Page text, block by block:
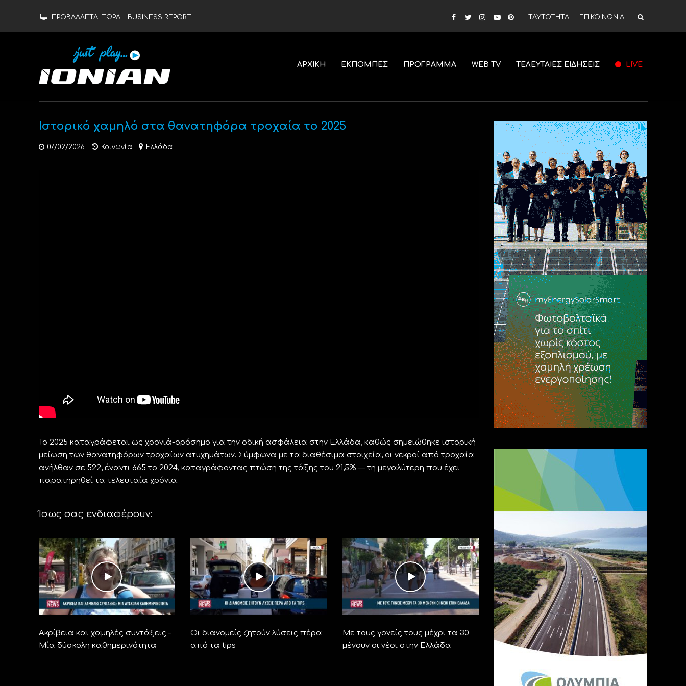
ΠΡΟΒΑΛΛΕΤΑΙ ΤΩΡΑ : BUSINESS REPORT ΤΑΥΤΟΤΗΤΑ ΕΠΙΚΟΙΝΩΝΙΑ
ΑΡΧΙΚΗ ΕΚΠΟΜΠΕΣ ΠΡΟΓΡΑΜΜΑ WEB TV ΤΕΛΕΥΤΑΙΕΣ ΕΙΔΗΣΕΙΣ LIVE
Ιστορικό χαμηλό στα θανατηφόρα τροχαία το 2025
07/02/2026 Κοινωνία Ελλάδα
Το 2025 καταγράφεται ως χρονιά-ορόσημο για την οδική ασφάλεια στην Ελλάδα, καθώς σημειώθηκε ιστορική
μείωση των θανατηφόρων τροχαίων ατυχημάτων. Σύμφωνα με τα διαθέσιμα στοιχεία, οι νεκροί από τροχαία
ανήλθαν σε 522, έναντι 665 το 2024, καταγράφοντας πτώση της τάξης του 21,5% — τη μεγαλύτερη που έχει
παρατηρηθεί τα τελευταία χρόνια.
Ίσως σας ενδιαφέρουν:
Ακρίβεια και χαμηλές συντάξεις –
Μία δύσκολη καθημερινότητα
Οι διανομείς ζητούν λύσεις πέρα
από τα tips
Με τους γονείς τους μέχρι τα 30
μένουν οι νέοι στην Ελλάδα